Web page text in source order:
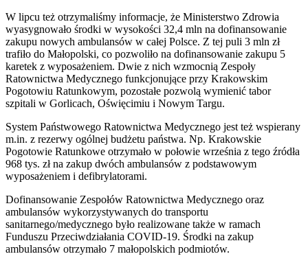
W lipcu też otrzymaliśmy informacje, że Ministerstwo Zdrowia
wyasygnowało środki w wysokości 32,4 mln na dofinansowanie
zakupu nowych ambulansów w całej Polsce. Z tej puli 3 mln zł
trafiło do Małopolski, co pozwoliło na dofinansowanie zakupu 5
karetek z wyposażeniem. Dwie z nich wzmocnią Zespoły
Ratownictwa Medycznego funkcjonujące przy Krakowskim
Pogotowiu Ratunkowym, pozostałe pozwolą wymienić tabor
szpitali w Gorlicach, Oświęcimiu i Nowym Targu.
System Państwowego Ratownictwa Medycznego jest też wspierany
m.in. z rezerwy ogólnej budżetu państwa. Np. Krakowskie
Pogotowie Ratunkowe otrzymało w połowie września z tego źródła
968 tys. zł na zakup dwóch ambulansów z podstawowym
wyposażeniem i defibrylatorami.
Dofinansowanie Zespołów Ratownictwa Medycznego oraz
ambulansów wykorzystywanych do transportu
sanitarnego/medycznego było realizowane także w ramach
Funduszu Przeciwdziałania COVID-19. Środki na zakup
ambulansów otrzymało 7 małopolskich podmiotów.